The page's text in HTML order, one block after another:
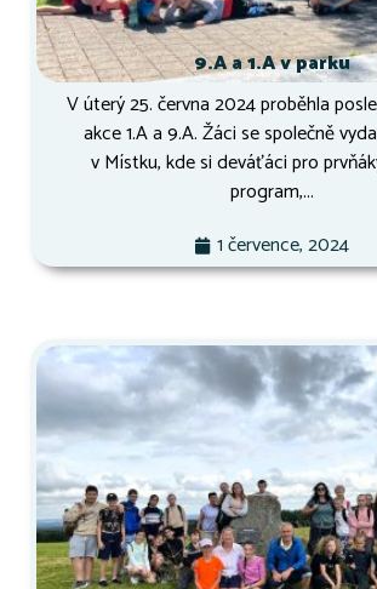
9.A a 1.A v parku
V úterý 25. června 2024 proběhla
akce 1.A a 9.A. Žáci se společně
v Místku, kde si deváťáci pro
program,...
1 července, 2024